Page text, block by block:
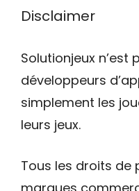
Disclaimer
Solutionjeux n’est
développeurs
simplement les
leurs jeux.
Tous les droits de